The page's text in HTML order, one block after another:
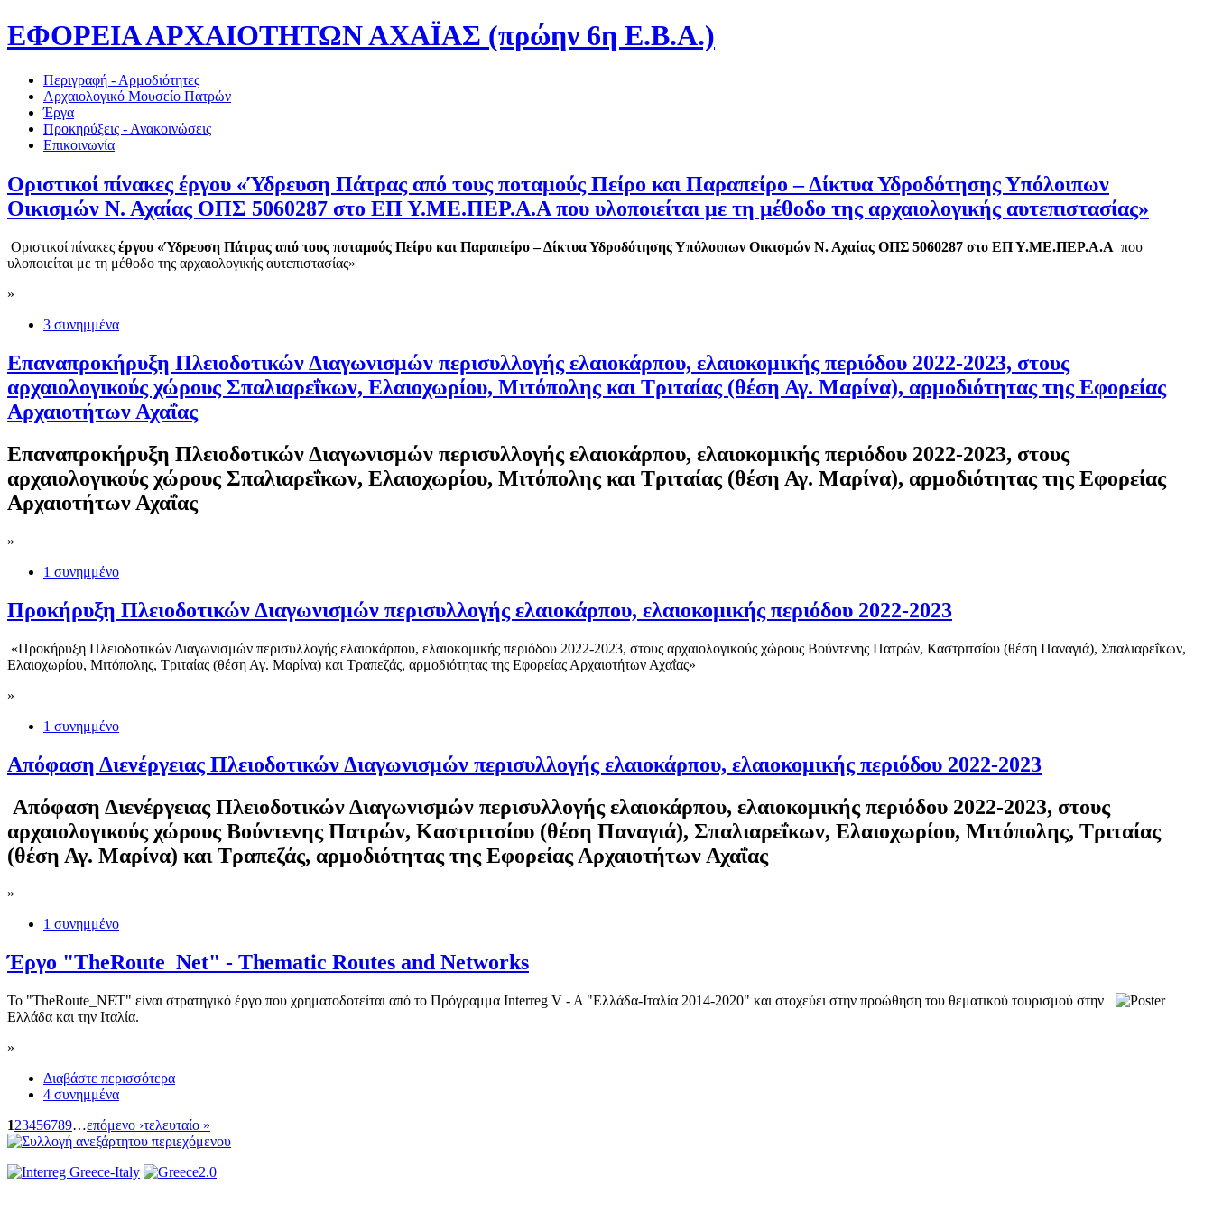
ΕΦΟΡΕΙΑ ΑΡΧΑΙΟΤΗΤΩΝ ΑΧΑΪΑΣ (πρώην 6η Ε.Β.Α.)
Περιγραφή - Αρμοδιότητες
Αρχαιολογικό Μουσείο Πατρών
Έργα
Προκηρύξεις - Ανακοινώσεις
Επικοινωνία
Οριστικοί πίνακες έργου «Ύδρευση Πάτρας από τους ποταμούς Πείρο και Παραπείρο – Δίκτυα Υδροδότησης Υπόλοιπων
Οικισμών Ν. Αχαίας ΟΠΣ 5060287 στο ΕΠ Υ.ΜΕ.ΠΕΡ.Α.Α που υλοποιείται με τη μέθοδο της αρχαιολογικής αυτεπιστασίας»
Οριστικοί πίνακες έργου «Ύδρευση Πάτρας από τους ποταμούς Πείρο και Παραπείρο – Δίκτυα Υδροδότησης Υπόλοιπων Οικισμών Ν. Αχαίας ΟΠΣ 5060287 στο ΕΠ Υ.ΜΕ.ΠΕΡ.Α.Α που
υλοποιείται με τη μέθοδο της αρχαιολογικής αυτεπιστασίας»
»
3 συνημμένα
Επαναπροκήρυξη Πλειοδοτικών Διαγωνισμών περισυλλογής ελαιοκάρπου, ελαιοκομικής περιόδου 2022-2023, στους
αρχαιολογικούς χώρους Σπαλιαρεΐκων, Ελαιοχωρίου, Μιτόπολης και Τριταίας (θέση Αγ. Μαρίνα), αρμοδιότητας της Εφορείας
Αρχαιοτήτων Αχαΐας
Επαναπροκήρυξη Πλειοδοτικών Διαγωνισμών περισυλλογής ελαιοκάρπου, ελαιοκομικής περιόδου 2022-2023, στους
αρχαιολογικούς χώρους Σπαλιαρεΐκων, Ελαιοχωρίου, Μιτόπολης και Τριταίας (θέση Αγ. Μαρίνα), αρμοδιότητας της Εφορείας
Αρχαιοτήτων Αχαΐας
»
1 συνημμένο
Προκήρυξη Πλειοδοτικών Διαγωνισμών περισυλλογής ελαιοκάρπου, ελαιοκομικής περιόδου 2022-2023
«Προκήρυξη Πλειοδοτικών Διαγωνισμών περισυλλογής ελαιοκάρπου, ελαιοκομικής περιόδου 2022-2023, στους αρχαιολογικούς χώρους Βούντενης Πατρών, Καστριτσίου (θέση Παναγιά), Σπαλιαρεΐκων,
Ελαιοχωρίου, Μιτόπολης, Τριταίας (θέση Αγ. Μαρίνα) και Τραπεζάς, αρμοδιότητας της Εφορείας Αρχαιοτήτων Αχαΐας»
»
1 συνημμένο
Απόφαση Διενέργειας Πλειοδοτικών Διαγωνισμών περισυλλογής ελαιοκάρπου, ελαιοκομικής περιόδου 2022-2023
Απόφαση Διενέργειας Πλειοδοτικών Διαγωνισμών περισυλλογής ελαιοκάρπου, ελαιοκομικής περιόδου 2022-2023, στους
αρχαιολογικούς χώρους Βούντενης Πατρών, Καστριτσίου (θέση Παναγιά), Σπαλιαρεΐκων, Ελαιοχωρίου, Μιτόπολης, Τριταίας
(θέση Αγ. Μαρίνα) και Τραπεζάς, αρμοδιότητας της Εφορείας Αρχαιοτήτων Αχαΐας
»
1 συνημμένο
Έργο "TheRoute_Net" - Thematic Routes and Networks
Το "TheRoute_NET" είναι στρατηγικό έργο που χρηματοδοτείται από το Πρόγραμμα Interreg V - A "Ελλάδα-Ιταλία 2014-2020" και στοχεύει στην προώθηση του θεματικού τουρισμού στην
Ελλάδα και την Ιταλία.
»
Διαβάστε περισσότερα
4 συνημμένα
123456789…επόμενο ›τελευταίο »